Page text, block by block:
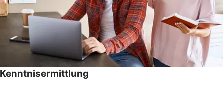
Kenntnisermittlung